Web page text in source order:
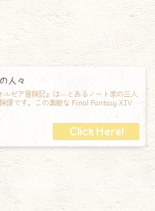
人々
ルゼア冒険記』は―とあるノート家の三人
譚です。この素敵な Final Fantasy XIV